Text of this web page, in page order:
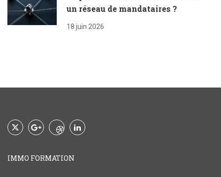
un réseau de mandataires ?
18 juin 2026
IMMO FORMATION